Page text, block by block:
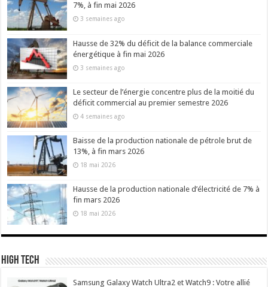
7%, à fin mai 2026
3 semaines ago
Hausse de 32% du déficit de la balance commerciale
énergétique à fin mai 2026
3 semaines ago
Le secteur de l’énergie concentre plus de la moitié du
déficit commercial au premier semestre 2026
4 semaines ago
Baisse de la production nationale de pétrole brut de
13%, à fin mars 2026
18 mai 2026
Hausse de la production nationale d’électricité de 7% à
fin mars 2026
18 mai 2026
High Tech
Samsung Galaxy Watch Ultra2 et Watch9 : Votre allié